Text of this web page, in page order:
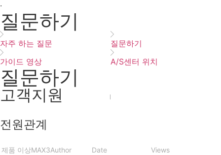
·
질문하기
자주 하는 질문
질문하기
가이드 영상
A/S센터 위치
질문하기
고객지원
전원관계
제품 이상MAX3Author
Date
Views